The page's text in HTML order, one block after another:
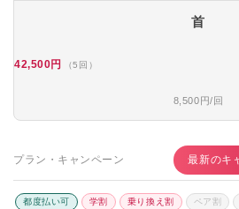
首
42,500円 （5回）
8,500円/回
プラン・キャンペーン 最新のキ
都度払い可 学割 乗り換え割 ペア割